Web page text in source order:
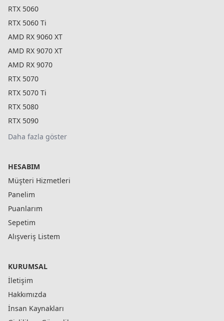
RTX 5060
RTX 5060 Ti
AMD RX 9060 XT
AMD RX 9070 XT
AMD RX 9070
RTX 5070
RTX 5070 Ti
RTX 5080
RTX 5090
Daha fazla göster
HESABIM
Müşteri Hizmetleri
Panelim
Puanlarım
Sepetim
Alışveriş Listem
KURUMSAL
İletişim
Hakkımızda
İnsan Kaynakları